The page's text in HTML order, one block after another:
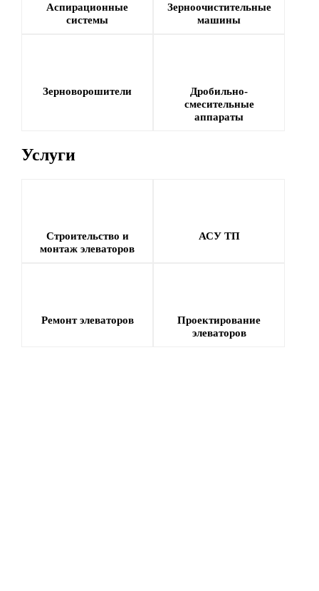
Аспирационные
системы
Зерноочистительные
машины
Зерноворошители
Дробильно-
смесительные
аппараты
Услуги
Строительство и
монтаж элеваторов
АСУ ТП
Ремонт элеваторов
Проектирование
элеваторов